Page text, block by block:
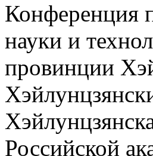
Конференция
науки и
провинции
Российской